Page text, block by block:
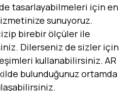
tasarlayabilmeleri için en
sunuyoruz.
birebir ölçüler ile
Dilerseniz de sizler için
kullanabilirsiniz. AR
bulunduğunuz ortamda